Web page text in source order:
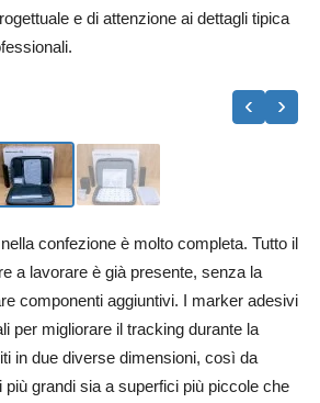
e di attenzione ai dettagli tipica
‹ ›
confezione è molto completa. Tutto il
a lavorare è già presente, senza la
componenti aggiuntivi. I marker adesivi
per migliorare il tracking durante la
in due diverse dimensioni, così da
più grandi sia a superfici più piccole che